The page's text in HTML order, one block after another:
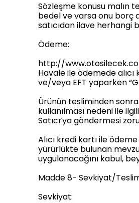
Sözleşme konusu malın
bedel ve varsa onu borç
satıcıdan ilave
Ödeme:
http://
Havale ile ödemede
ve/veya EFT yaparken
Ürünün tesliminden sonra
kullanılması nedeni ile
Satıcı’ya göndermesi
Alıcı kredi kartı ile
yürürlükte bulunan
uygulanacağını kabul,
Madde 8- Sevkiyat/
Sevkiyat: